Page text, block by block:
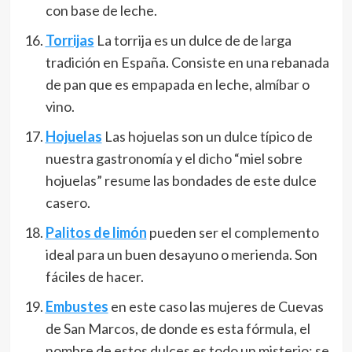
con base de leche.
Torrijas La torrija es un dulce de de larga
tradición en España. Consiste en una rebanada
de pan que es empapada en leche, almíbar o
vino.
Hojuelas Las hojuelas son un dulce típico de
nuestra gastronomía y el dicho “miel sobre
hojuelas” resume las bondades de este dulce
casero.
Palitos de limón pueden ser el complemento
ideal para un buen desayuno o merienda. Son
fáciles de hacer.
Embustes en este caso las mujeres de Cuevas
de San Marcos, de donde es esta fórmula, el